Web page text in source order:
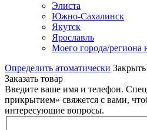
Элиста
Южно-Сахалинск
Якутск
Ярославль
Моего города/региона
Определить атоматически
Заказать товар
Введите ваше имя и телефон.
прикрытием» свяжется с вами,
интересующие вопросы.